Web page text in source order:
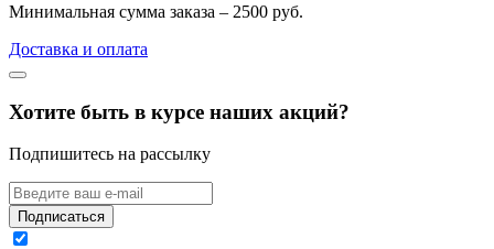
Минимальная сумма заказа – 2500 руб.
Доставка и оплата
Хотите быть в курсе наших акций?
Подпишитесь на рассылку
Подписаться